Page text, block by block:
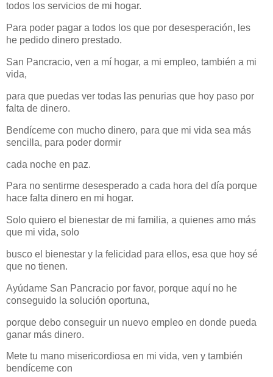
todos los servicios de mi hogar.
Para poder pagar a todos los que por desesperación, les
he pedido dinero prestado.
San Pancracio, ven a mí hogar, a mi empleo, también a mi
vida,
para que puedas ver todas las penurias que hoy paso por
falta de dinero.
Bendíceme con mucho dinero, para que mi vida sea más
sencilla, para poder dormir
cada noche en paz.
Para no sentirme desesperado a cada hora del día porque
hace falta dinero en mi hogar.
Solo quiero el bienestar de mi familia, a quienes amo más
que mi vida, solo
busco el bienestar y la felicidad para ellos, esa que hoy sé
que no tienen.
Ayúdame San Pancracio por favor, porque aquí no he
conseguido la solución oportuna,
porque debo conseguir un nuevo empleo en donde pueda
ganar más dinero.
Mete tu mano misericordiosa en mi vida, ven y también
bendíceme con